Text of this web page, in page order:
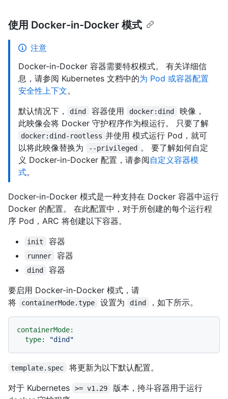
使用 Docker-in-Docker 模式
注意
Docker-in-Docker 容器需要特权模式。 有关详细信
息，请参阅 Kubernetes 文档中的为 Pod 或容器配置
安全性上下文。
默认情况下，
dind 容器使用 docker:dind
映像，
此映像会将 Docker 守护程序作为根运行。 只要了解
docker:dind-rootless 并使用 模式运行 Pod，就可
以将此映像替换为
--privileged 。 要了解如何自定
义 Docker-in-Docker 配置，请参阅自定义容器模
式。
Docker-in-Docker 模式是一种支持在 Docker 容器中运行
Docker 的配置。 在此配置中，对于所创建的每个运行程
序 Pod，ARC 将创建以下容器。
init 容器
runner 容器
dind
容器
要启用 Docker-in-Docker 模式，请
将
containerMode.type 设置为 dind ，如下所示。
containerMode:
type:
"dind"
template.spec
将更新为以下默认配置。
对于 Kubernetes
>= v1.29
版本，挎斗容器用于运行